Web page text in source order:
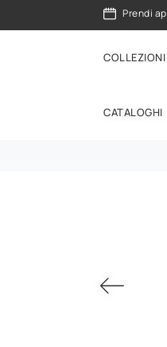
Prendi
COLLEZIONI
CATALOGHI